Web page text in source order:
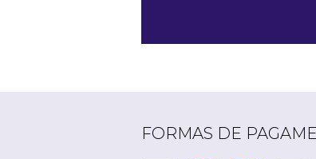
FORMAS DE